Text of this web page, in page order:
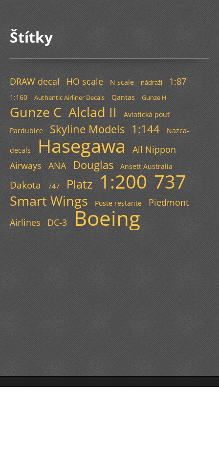
Štítky
DRAW decal HO scale N scale nádraží 1:87
1:160 Authentic Airliner Decals Qantas Gunze H
Gunze C Alclad II
Aviatická pouť
Pardubice
Skyline Models 1:144 Nazca-
decals Hasegawa
All Nippon
Airways
ANA Douglas Ansett Australia
Dakota 747 Platz 1:200 737
Smart Wings Poste restante
Piedmont
Airlines
DC-3 Boeing